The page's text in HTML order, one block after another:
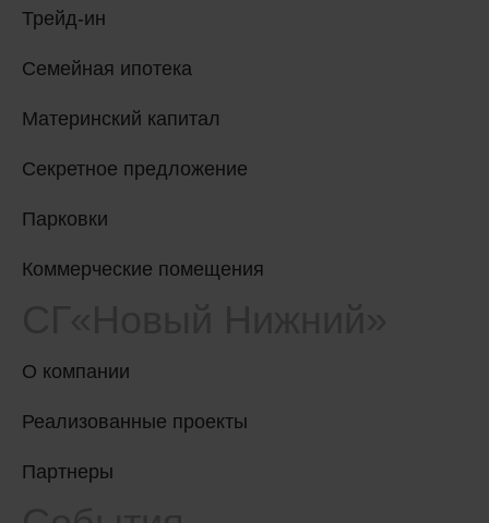
Трейд-ин
Семейная ипотека
Материнский капитал
Секретное предложение
Парковки
Коммерческие помещения
О компании
Реализованные проекты
Партнеры